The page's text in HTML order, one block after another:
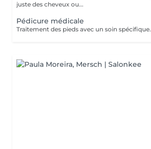
juste des cheveux ou...
Pédicure médicale
Traitement des pieds avec un soin spécifique.